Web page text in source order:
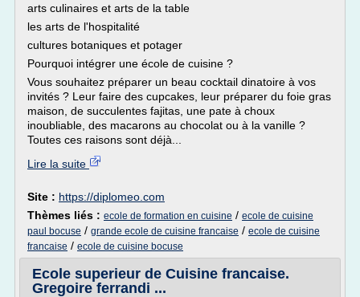
arts culinaires et arts de la table
les arts de l'hospitalité
cultures botaniques et potager
Pourquoi intégrer une école de cuisine ?
Vous souhaitez préparer un beau cocktail dinatoire à vos
invités ? Leur faire des cupcakes, leur préparer du foie gras
maison, de succulentes fajitas, une pate à choux
inoubliable, des macarons au chocolat ou à la vanille ?
Toutes ces raisons sont déjà...
Lire la suite
Site : https://diplomeo.com
Thèmes liés : ecole de formation en cuisine / ecole de cuisine
paul bocuse / grande ecole de cuisine francaise / ecole de cuisine
francaise / ecole de cuisine bocuse
Ecole superieur de Cuisine francaise.
Gregoire ferrandi ...